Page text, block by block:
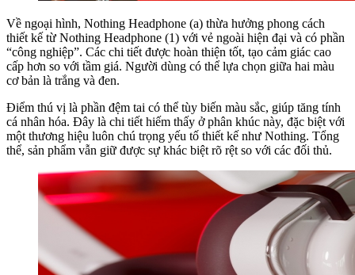
Về ngoại hình, Nothing Headphone (a) thừa hưởng phong cách
thiết kế từ Nothing Headphone (1) với vẻ ngoài hiện đại và có phần
“công nghiệp”. Các chi tiết được hoàn thiện tốt, tạo cảm giác cao
cấp hơn so với tầm giá. Người dùng có thể lựa chọn giữa hai màu
cơ bản là trắng và đen.
Điểm thú vị là phần đệm tai có thể tùy biến màu sắc, giúp tăng tính
cá nhân hóa. Đây là chi tiết hiếm thấy ở phân khúc này, đặc biệt với
một thương hiệu luôn chú trọng yếu tố thiết kế như Nothing. Tổng
thể, sản phẩm vẫn giữ được sự khác biệt rõ rệt so với các đối thủ.